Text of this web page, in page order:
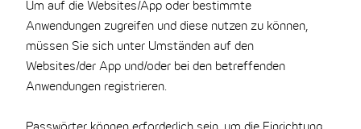
Um auf die Websites/App oder bestimmte
Anwendungen zugreifen und diese nutzen zu können,
müssen Sie sich unter Umständen auf den
Websites/der App und/oder bei den betreffenden
Anwendungen registrieren.